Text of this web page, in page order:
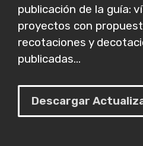
publicación de la guía:
proyectos con
recotaciones y
publicadas...
Descargar